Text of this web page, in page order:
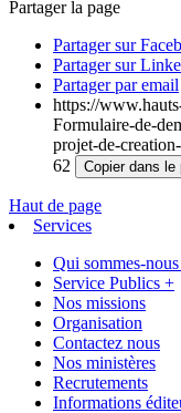
Partager la page
Partager sur
Partager sur
Partager par email
https://
Formulaire-de-
projet-de-
62
Copier dans le
Haut de page
Services
Qui sommes-
Service Publics +
Nos missions
Organisation
Contactez nous
Nos ministères
Recrutements
Informations